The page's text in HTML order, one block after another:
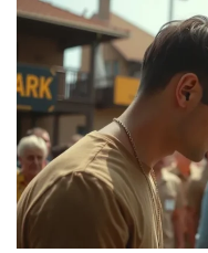
mail